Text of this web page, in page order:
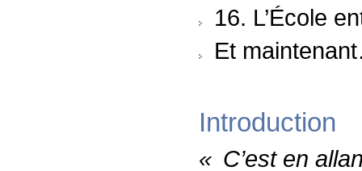
16. L’École
Et
Introduction
« C’est en